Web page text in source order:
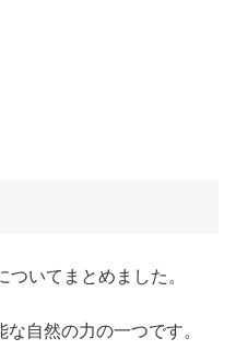
いてまとめました。
自然の力の一つです。